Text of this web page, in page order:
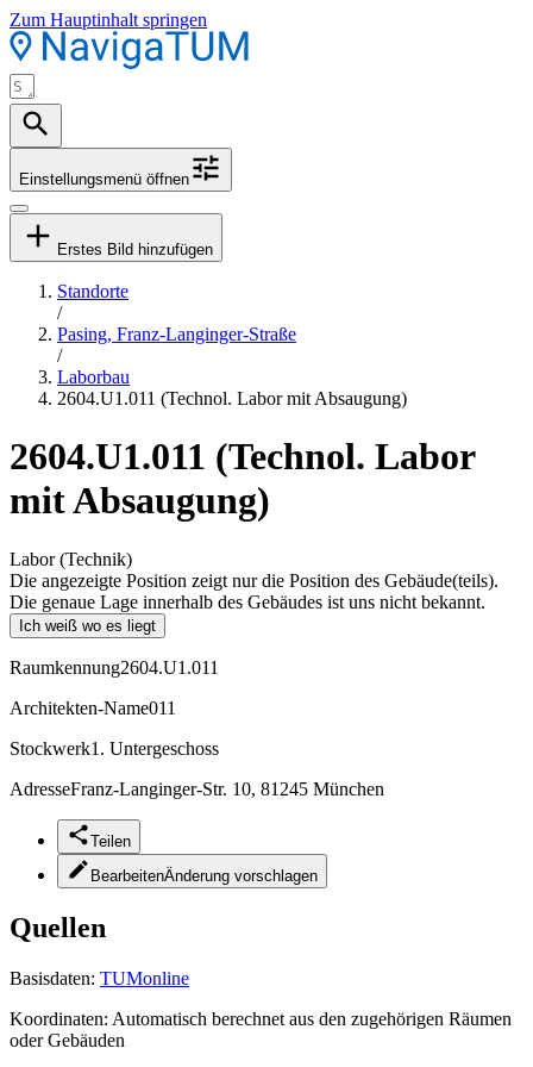
Zum Hauptinhalt springen
Einstellungsmenü öffnen
Erstes Bild hinzufügen
Standorte
/
Pasing, Franz-Langinger-Straße
/
Laborbau
2604.U1.011 (Technol. Labor mit Absaugung)
2604.U1.011 (Technol. Labor
mit Absaugung)
Labor (Technik)
Die angezeigte Position zeigt nur die Position des Gebäude(teils).
Die genaue Lage innerhalb des Gebäudes ist uns nicht bekannt.
Ich weiß wo es liegt
Raumkennung2604.U1.011
Architekten-Name011
Stockwerk1. Untergeschoss
AdresseFranz-Langinger-Str. 10, 81245 München
Teilen
BearbeitenÄnderung vorschlagen
Quellen
Basisdaten: TUMonline
Koordinaten: Automatisch berechnet aus den zugehörigen Räumen
oder Gebäuden